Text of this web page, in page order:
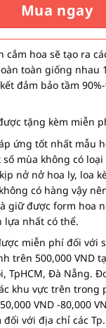
Mua ngay
cắm hoa sẽ tạo ra
toàn giống nhau
đảm bảo tầm
tặng kèm miễn
ứng tốt nhất mẫu
mùa không có loại
nở nở hoa ly, loa
có hàng vậy
giữ được form hoa
nhất có thể.
miễn phí đối với
trên 500,000 VND
TpHCM, Đà Nẵng.
khu vực trên trong
VND -80,000
đối với địa chỉ các